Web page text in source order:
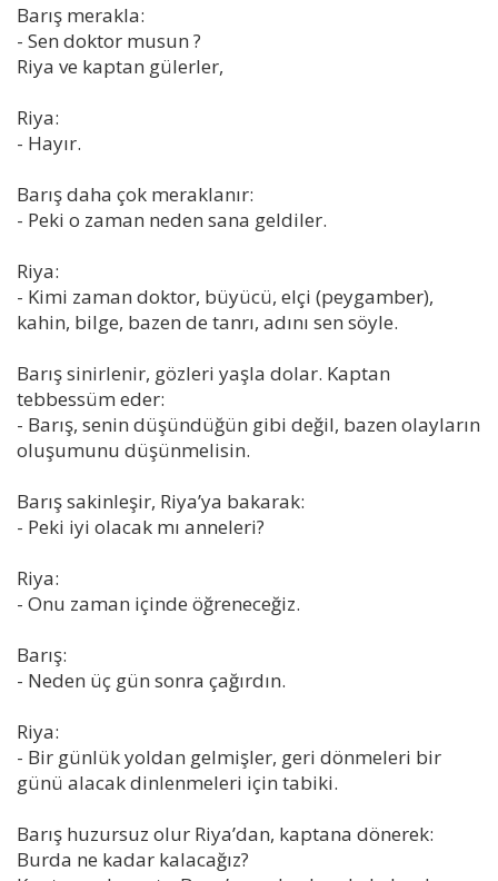
Barış merakla:
- Sen doktor musun ?
Riya ve kaptan gülerler,
Riya:
- Hayır.
Barış daha çok meraklanır:
- Peki o zaman neden sana geldiler.
Riya:
- Kimi zaman doktor, büyücü, elçi (peygamber),
kahin, bilge, bazen de tanrı, adını sen söyle.
Barış sinirlenir, gözleri yaşla dolar. Kaptan
tebbessüm eder:
- Barış, senin düşündüğün gibi değil, bazen olayların
oluşumunu düşünmelisin.
Barış sakinleşir, Riya’ya bakarak:
- Peki iyi olacak mı anneleri?
Riya:
- Onu zaman içinde öğreneceğiz.
Barış:
- Neden üç gün sonra çağırdın.
Riya:
- Bir günlük yoldan gelmişler, geri dönmeleri bir
günü alacak dinlenmeleri için tabiki.
Barış huzursuz olur Riya’dan, kaptana dönerek:
Burda ne kadar kalacağız?